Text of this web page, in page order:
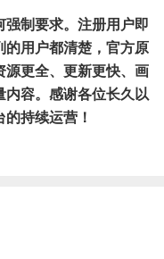
强制要求。注册用户即
的用户都清楚，官方原
源更全、更新更快、画
内容。感谢各位长久以
持续运营！